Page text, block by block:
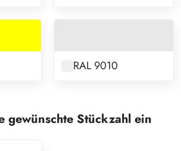
RAL 9010
gewünschte Stückzahl ein